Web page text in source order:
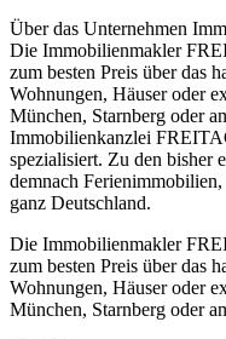
Über das Unternehmen
Die Immobilienmakler
zum besten Preis über das
Wohnungen, Häuser oder
München, Starnberg oder
Immobilienkanzlei
spezialisiert. Zu den bisher
demnach
ganz Deutschland.
Die Immobilienmakler
zum besten Preis über das
Wohnungen, Häuser oder
München, Starnberg oder